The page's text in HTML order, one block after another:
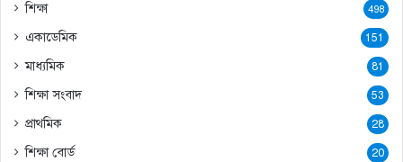
শিক্ষা 498
একাডেমিক 151
মাধ্যমিক 81
শিক্ষা সংবাদ 53
প্রাথমিক 28
শিক্ষা বোর্ড 20